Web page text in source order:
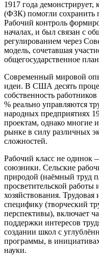
1917 года демонстрирует,
(ФЗК) помогли сохранить
Рабочий контроль
началах, и был связан с
регулированием через
модель, сочетавшая
общегосударственное
Современный мировой
идеи. В США десять
собственность
% реально управляются
народных предприятиях
проектам, однако многие
рынке в силу различных
сложностей.
Рабочий класс не одинок
союзники. Сельские
природой (наёмный труд
просветительской
хозяйствования.
специфику (творческий
перспективы), включает
поддержки интересов
создании школ с
программы, в
науки.